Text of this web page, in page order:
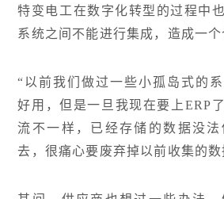
特变电工在数字化转型的过程中
系统之间不能进行集成，造成一个
“以前我们做过一些小孤岛式的
好用，但是一旦我现在要上ERP
流不一样，已经存储的数据没
去，很痛心要废弃掉以前收集的数